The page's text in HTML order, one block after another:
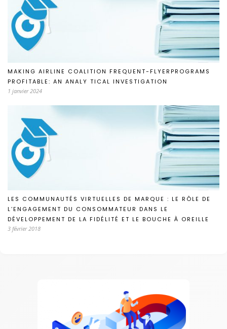
MAKING AIRLINE COALITION FREQUENT-FLYERPROGRAMS
PROFITABLE: AN ANALY TICAL INVESTIGATION
1 janvier 2024
LES COMMUNAUTÉS VIRTUELLES DE MARQUE : LE RÔLE DE
L’ENGAGEMENT DU CONSOMMATEUR DANS LE
DÉVELOPPEMENT DE LA FIDÉLITÉ ET LE BOUCHE À OREILLE
3 février 2018